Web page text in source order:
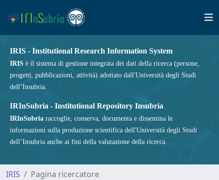
IRIS - Institutional Research Information System
IRIS è il sistema di gestione integrata dei dati della ricerca (persone,
progetti, pubblicazioni, attività) adottato dall'Università degli Studi
dell’Insubria.
IRInSubria - Institutional Repository Insubria
IRInSubria raccoglie, conserva, documenta e dissemina le
informazioni sulla produzione scientifica dell'Università degli Studi
dell’Insubria anche ai fini della valutazione della ricerca.
IRIS Pagina ricercatore